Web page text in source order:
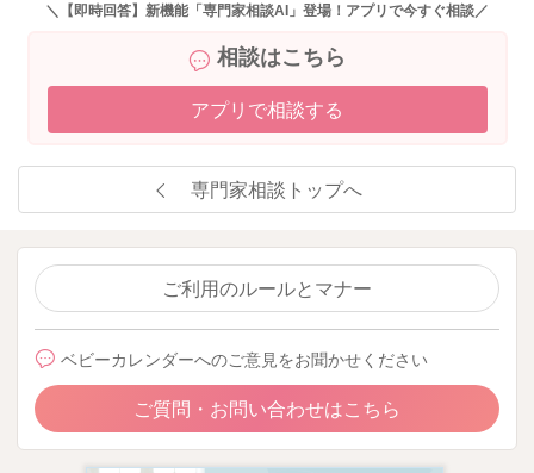
＼【即時回答】新機能「専門家相談AI」登場！アプリで今すぐ相談／
相談はこちら
アプリで相談する
専門家相談トップへ
ご利用のルールとマナー
ベビーカレンダーへのご意見をお聞かせください
ご質問・お問い合わせはこちら